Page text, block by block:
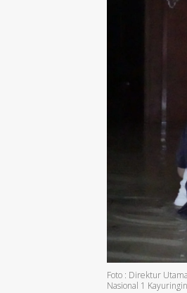
Foto : Direktur
Nasional 1